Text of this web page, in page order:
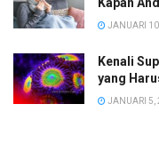
JANUARI
Kenali
yang
JANUARI 5,